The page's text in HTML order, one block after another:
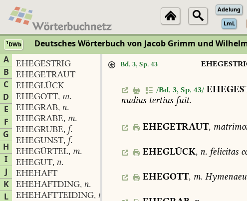
Adelung
LmL
1DWb Deutsches Wörterbuch von Jacob Grimm und
A
B
C
D
E
F
G
H
I
J
K
L
EHEGESTRIG
EHEGETRAUT
EHEGLÜCK
EHEGOTT, m.
EHEGRAB, n.
EHEGRABE, m.
EHEGRUBE, f.
EHEGUNST, f.
EHEGÜRTEL, m.
EHEGUT, n.
EHEHAFT
EHEHAFTDING, n.
EHEHAFTTEIDING, n.
Bd. 3, Sp. 43
/Bd. 3, Sp. 43/
nudius tertius fuit.
EHEGETRAUT,
EHEGLÜCK, n.felicitas
EHEGOTT, m.